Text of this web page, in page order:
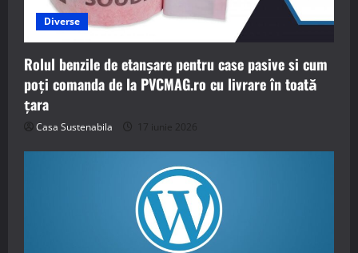
Diverse
Rolul benzile de etanșare pentru case pasive si cum
poți comanda de la PVCMAG.ro cu livrare în toată
țara
Casa Sustenabila 17 iunie 2026